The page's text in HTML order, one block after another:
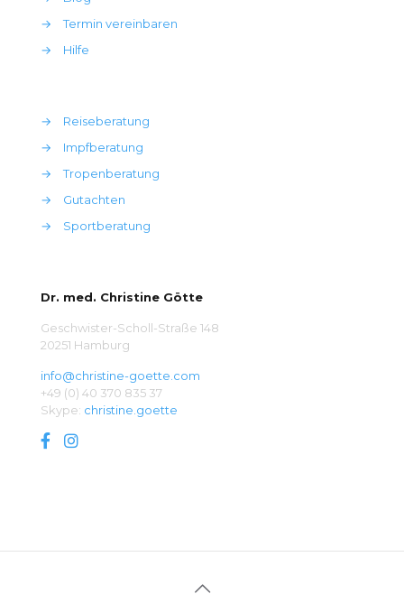
→
Termin vereinbaren
→
Hilfe
→
Reiseberatung
→
Impfberatung
→
Tropenberatung
→
Gutachten
→
Sportberatung
Dr. med. Christine Götte
Geschwister-Scholl-Straße 148
20251 Hamburg
info@christine-goette.com
+49 (0) 40 370 835 37
Skype: christine.goette